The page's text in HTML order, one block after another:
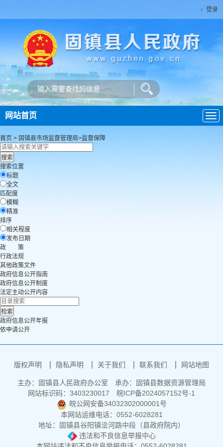
登录
导
航
网站首页
首页 > 固镇县市场监督管理局>监督保障
搜索位置
标题
全文
匹配度
模糊
精准
排序
相关程度
发布日期
政 策
行政法规
其他政策文件
政府信息公开指南
政府信息公开制度
法定主动公开内容
政府信息公开年报
依申请公开
版权声明 隐私声明 关于我们 联系我们 网站地图
主办：固镇县人民政府办公室
承办：固镇县数据资源管理局
网站标识码：3403230017
皖ICP备2024057152号-1
皖公网安备34032302000001号
本网站运维电话：0552-6028281
地址：固镇县谷阳镇浍河路中段（县政府院内）
违法和不良信息举报中心